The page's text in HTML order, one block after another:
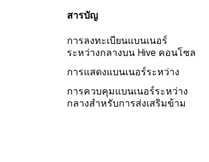
สารบัญ
การลงทะเบียนแบนเนอร์
ระหว่างกลางบน Hive คอนโซล
การแสดงแบนเนอร์ระหว่าง
การควบคุมแบนเนอร์ระหว่าง
กลางสำหรับการส่งเสริมข้าม